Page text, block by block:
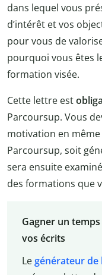
dans lequel vous
d’intérêt et vos
pour vous de
pourquoi vous êtes
formation visée.
Cette lettre est
Parcoursup. Vous
motivation en
Parcoursup, soit
sera ensuite
des formations que
Gagner un
vos écrits
Legénérateur